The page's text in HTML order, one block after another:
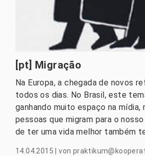
[pt] Migração
Na Europa, a chegada de novos
todos os dias. No Brasil, este
ganhando muito espaço na mídia,
pessoas que migram para o
de ter uma vida melhor também
14.04.2015 |von